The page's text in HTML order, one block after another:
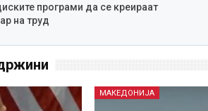
програми да се креираат
на труд
МАКЕДОНИЈА